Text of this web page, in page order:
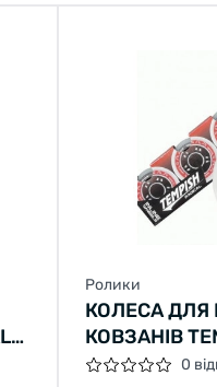
Ролики
КОЛЕСА
КОВЗАНІВ
76X24 MM0